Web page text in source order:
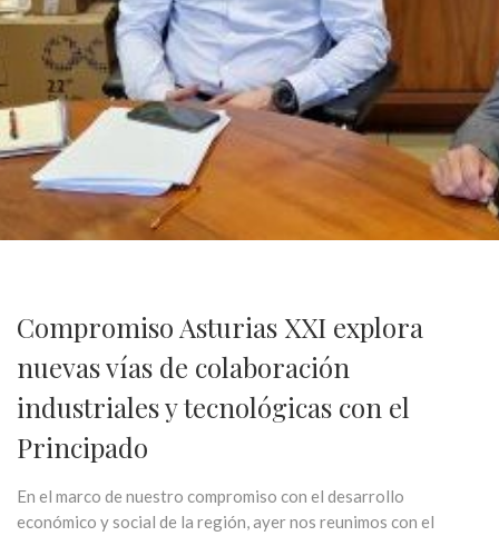
Compromiso Asturias XXI explora
nuevas vías de colaboración
industriales y tecnológicas con el
Principado
En el marco de nuestro compromiso con el desarrollo
económico y social de la región, ayer nos reunimos con el